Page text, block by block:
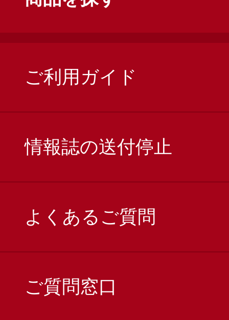
ご利用ガイド
情報誌の送付停止
よくあるご質問
ご質問窓口